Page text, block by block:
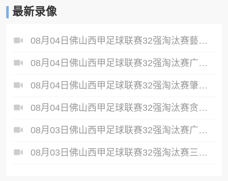
最新录像
08月04日佛山西甲足球联赛32强淘汰赛藝品高國際VS湛江狂狼·粵辉能源全场录像
08月04日佛山西甲足球联赛32强淘汰赛广东西南建设VS香港圣徒全场录像
08月04日佛山西甲足球联赛32强淘汰赛肇庆恒骏成VS三七互娱全场录像
08月04日佛山西甲足球联赛32强淘汰赛贪玩游戏VS美的薪火全场录像
08月03日佛山西甲足球联赛32强淘汰赛广州求信VS顺德新青年全场录像
08月03日佛山西甲足球联赛32强淘汰赛三水乐民兴健力宝VS中国澳门澳科精英全场录像